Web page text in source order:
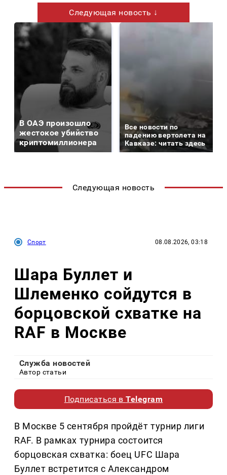
Следующая новость ↓
В ОАЭ произошло
жестокое убийство
криптомиллионера
Все новости по
падению вертолета на
Кавказе: читать здесь
Следующая новость
Спорт 08.08.2026, 03:18
Шара Буллет и
Шлеменко сойдутся в
борцовской схватке на
RAF в Москве
Служба новостей
Автор статьи
Подписаться вTelegram
В Москве 5 сентября пройдёт турнир лиги
RAF. В рамках турнира состоится
борцовская схватка: боец UFC Шара
Буллет встретится с Александром